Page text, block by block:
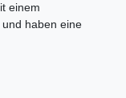
einem
haben eine